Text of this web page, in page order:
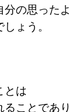
分の思った
ょう。
とは
ることであ